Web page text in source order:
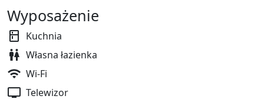
Wyposażenie
Kuchnia
Własna łazienka
Wi-Fi
Telewizor